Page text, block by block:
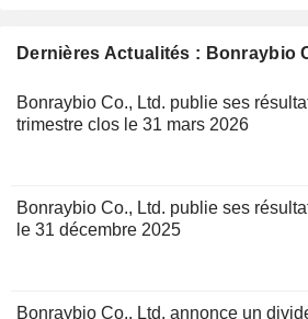
Dernières Actualités : Bonraybio
Bonraybio Co., Ltd. publie ses
trimestre clos le 31 mars 2026
Bonraybio Co., Ltd. publie ses
le 31 décembre 2025
Bonraybio Co., Ltd. annonce un